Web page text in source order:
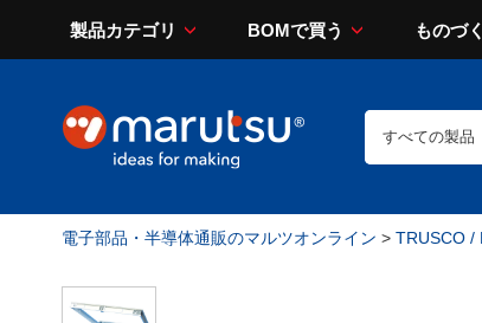
製品カテゴリ BOMで買う ものづ
電子部品・半導体通販のマルツオンライン > TRUSCO /